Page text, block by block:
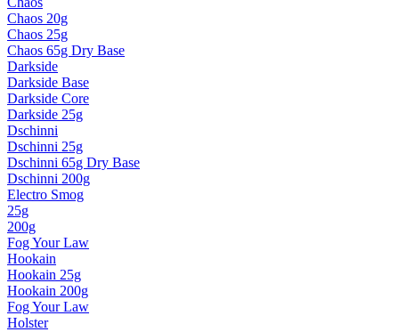
Chaos 20g
Chaos 25g
Chaos 65g Dry Base
Darkside
Darkside Base
Darkside Core
Darkside 25g
Dschinni
Dschinni 25g
Dschinni 65g Dry Base
Dschinni 200g
Electro Smog
25g
200g
Fog Your Law
Hookain
Hookain 25g
Hookain 200g
Fog Your Law
Holster